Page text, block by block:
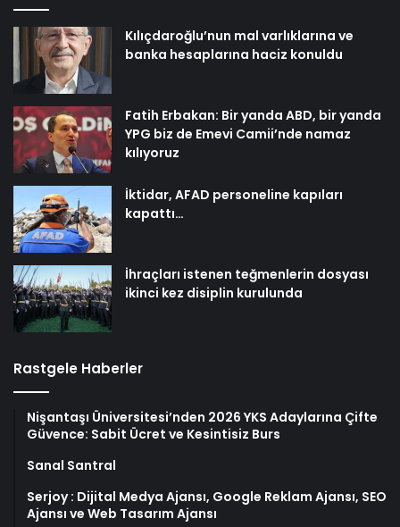
Kılıçdaroğlu’nun mal varlıklarına ve
banka hesaplarına haciz konuldu
Fatih Erbakan: Bir yanda ABD, bir yanda
YPG biz de Emevi Camii’nde namaz
kılıyoruz
İktidar, AFAD personeline kapıları
kapattı…
İhraçları istenen teğmenlerin dosyası
ikinci kez disiplin kurulunda
Rastgele Haberler
Nişantaşı Üniversitesi’nden 2026 YKS Adaylarına Çifte
Güvence: Sabit Ücret ve Kesintisiz Burs
Sanal Santral
Serjoy : Dijital Medya Ajansı, Google Reklam Ajansı, SEO
Ajansı ve Web Tasarım Ajansı